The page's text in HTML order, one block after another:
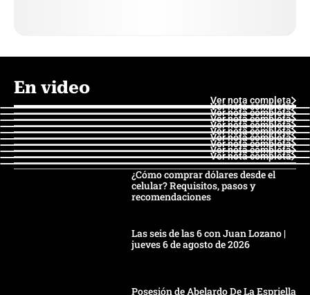
En video
Ver nota completa
Ver nota completa
Ver nota completa
Ver nota completa
Ver nota completa
Ver nota completa
Ver nota completa
Ver nota completa
Ver nota completa
Ver nota completa
¿Cómo comprar dólares desde el
celular? Requisitos, pasos y
recomendaciones
Las seis de las 6 con Juan Lozano |
jueves 6 de agosto de 2026
Posesión de Abelardo De La Espriella